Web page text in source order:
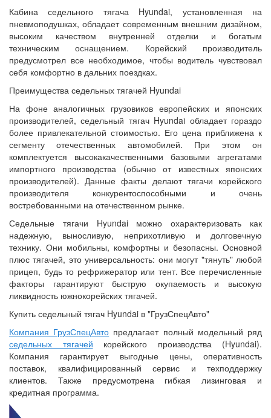
Кабина седельного тягача Hyundai, установленная на
пневмоподушках, обладает современным внешним дизайном,
высоким качеством внутренней отделки и богатым
техническим оснащением. Корейский производитель
предусмотрел все необходимое, чтобы водитель чувствовал
себя комфортно в дальних поездках.
Преимущества седельных тягачей Hyundai
На фоне аналогичных грузовиков европейских и японских
производителей, седельный тягач Hyundai обладает гораздо
более привлекательной стоимостью. Его цена приближена к
сегменту отечественных автомобилей. При этом он
комплектуется высокакачественными базовыми агрегатами
импортного производства (обычно от известных японских
производителей). Данные факты делают тягачи корейского
производителя конкурентоспособными и очень
востребованными на отечественном рынке.
Седельные тягачи Hyundai можно охарактеризовать как
надежную, выносливую, неприхотливую и долговечную
технику. Они мобильны, комфортны и безопасны. Основной
плюс тягачей, это универсальность: они могут "тянуть" любой
прицеп, будь то рефрижератор или тент. Все перечисленные
факторы гарантируют быструю окупаемость и высокую
ликвидность южнокорейских тягачей.
Купить седельный тягач Hyundai в "ГрузСпецАвто"
Компания ГрузСпецАвто предлагает полный модельный ряд
седельных тягачей корейского производства (Hyundai).
Компания гарантирует выгодные цены, оперативность
поставок, квалифицированный сервис и техподдержку
клиентов. Также предусмотрена гибкая лизинговая и
кредитная программа.